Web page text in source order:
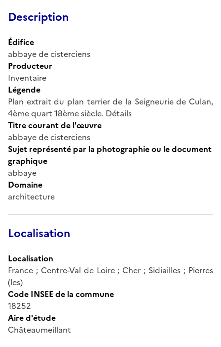
Description
Édifice
abbaye de cisterciens
Producteur
Inventaire
Légende
Plan extrait du plan terrier de la Seigneurie de Culan,
4ème quart 18ème siècle. Détails
Titre courant de l'œuvre
abbaye de cisterciens
Sujet représenté par la photographie ou le document
graphique
abbaye
Domaine
architecture
Localisation
Localisation
France ; Centre-Val de Loire ; Cher ; Sidiailles ; Pierres
(les)
Code INSEE de la commune
18252
Aire d'étude
Châteaumeillant